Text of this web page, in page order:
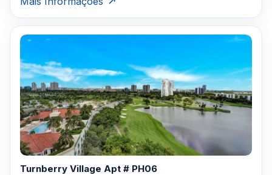
Turnberry Village Apt # PH06